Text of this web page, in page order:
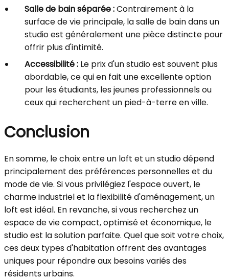
Salle de bain séparée :Contrairement à la
surface de vie principale, la salle de bain dans un
studio est généralement une pièce distincte pour
offrir plus d'intimité.
Accessibilité : Le prix d'un studio est souvent plus
abordable, ce qui en fait une excellente option
pour les étudiants, les jeunes professionnels ou
ceux qui recherchent un pied-à-terre en ville.
Conclusion
En somme, le choix entre un loft et un studio dépend
principalement des préférences personnelles et du
mode de vie. Si vous privilégiez l'espace ouvert, le
charme industriel et la flexibilité d'aménagement, un
loft est idéal. En revanche, si vous recherchez un
espace de vie compact, optimisé et économique, le
studio est la solution parfaite. Quel que soit votre choix,
ces deux types d'habitation offrent des avantages
uniques pour répondre aux besoins variés des
résidents urbains.